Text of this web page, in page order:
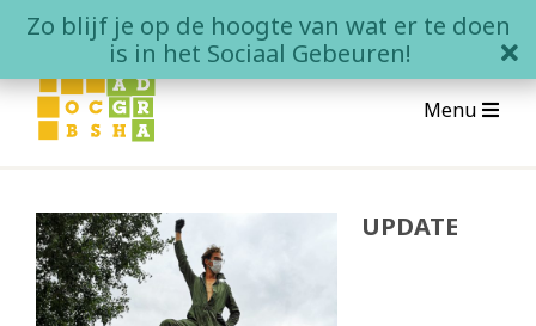
SkipZo blijf je op de hoogte van wat er te doen
is in het Sociaal Gebeuren!
Menu
Wat is Boschgaard?
Wonen in Boschgaard
UPDATE